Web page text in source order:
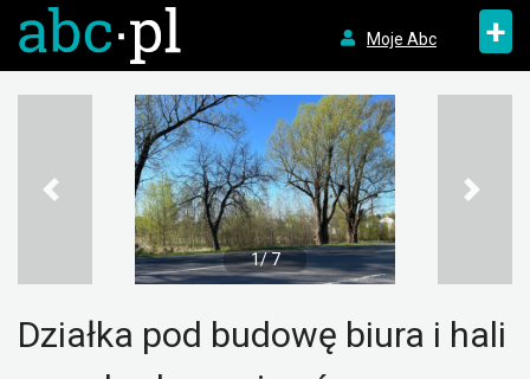
Moje Abc +
1/ 7
Działka pod budowę biura i hali